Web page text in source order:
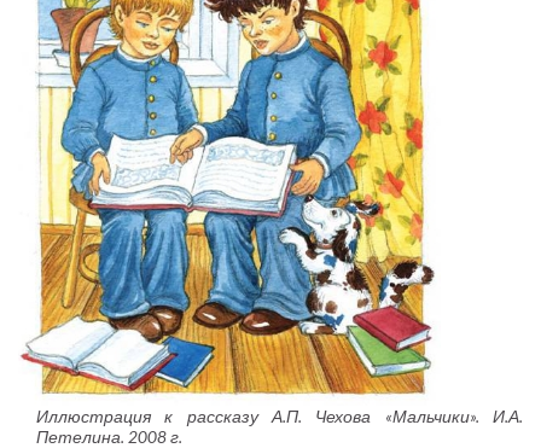
Иллюстрация к рассказу А.П. Чехова «Мальчики». И.А.
Петелина. 2008 г.